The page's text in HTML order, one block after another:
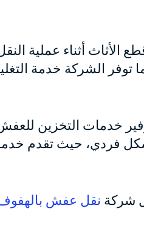
أثناء عملية
توفر الشركة خدمة
خدمات التخزين
بشكل فردي، حيث تقدم
شركة نقل عفش